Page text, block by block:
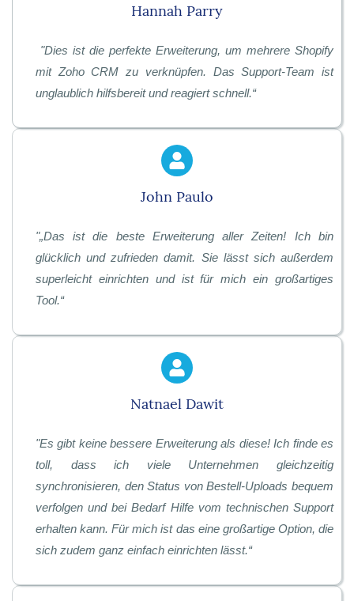
Hannah Parry
"Dies ist die perfekte Erweiterung, um mehrere Shopify
mit Zoho CRM zu verknüpfen. Das Support-Team ist
unglaublich hilfsbereit und reagiert schnell.“
John Paulo
"„Das ist die beste Erweiterung aller Zeiten! Ich bin
glücklich und zufrieden damit. Sie lässt sich außerdem
superleicht einrichten und ist für mich ein großartiges
Tool.“
Natnael Dawit
"Es gibt keine bessere Erweiterung als diese! Ich finde es
toll, dass ich viele Unternehmen gleichzeitig
synchronisieren, den Status von Bestell-Uploads bequem
verfolgen und bei Bedarf Hilfe vom technischen Support
erhalten kann. Für mich ist das eine großartige Option, die
sich zudem ganz einfach einrichten lässt.“